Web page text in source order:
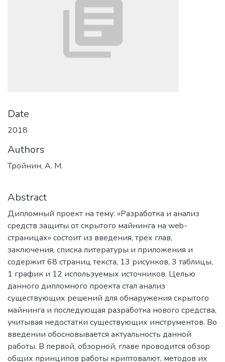
Date
2018
Authors
Тройнин, А. М.
Abstract
Дипломный проект на тему: «Разработка и анализ
средств защиты от скрытого майнинга на web-
страницах» состоит из введения, трех глав,
заключения, списка литературы и приложения и
содержит 68 страниц текста, 13 рисунков, 3 таблицы,
1 график и 12 используемых источников. Целью
данного дипломного проекта стал анализ
существующих решений для обнаружения скрытого
майнинга и последующая разработка нового средства,
учитывая недостатки существующих инструментов. Во
введении обосновывается актуальность данной
работы. В первой, обзорной, главе проводится обзор
общих принципов работы криптовалют, методов их